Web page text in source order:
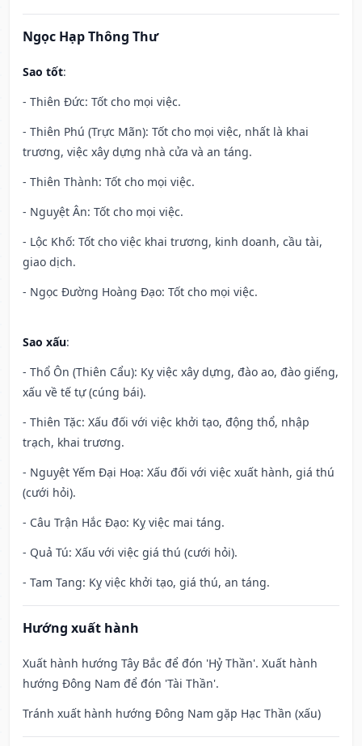
Ngọc Hạp Thông Thư
Sao tốt:
- Thiên Đức: Tốt cho mọi việc.
- Thiên Phú (Trực Mãn): Tốt cho mọi việc, nhất là khai
trương, việc xây dựng nhà cửa và an táng.
- Thiên Thành: Tốt cho mọi việc.
- Nguyệt Ân: Tốt cho mọi việc.
- Lộc Khố: Tốt cho việc khai trương, kinh doanh, cầu tài,
giao dịch.
- Ngọc Đường Hoàng Đạo: Tốt cho mọi việc.
Sao xấu:
- Thổ Ôn (Thiên Cẩu): Kỵ việc xây dựng, đào ao, đào giếng,
xấu về tế tự (cúng bái).
- Thiên Tặc: Xấu đối với việc khởi tạo, động thổ, nhập
trạch, khai trương.
- Nguyệt Yếm Đại Hoạ: Xấu đối với việc xuất hành, giá thú
(cưới hỏi).
- Câu Trận Hắc Đạo: Kỵ việc mai táng.
- Quả Tú: Xấu với việc giá thú (cưới hỏi).
- Tam Tang: Kỵ việc khởi tạo, giá thú, an táng.
Hướng xuất hành
Xuất hành hướng Tây Bắc để đón 'Hỷ Thần'. Xuất hành
hướng Đông Nam để đón 'Tài Thần'.
Tránh xuất hành hướng Đông Nam gặp Hạc Thần (xấu)